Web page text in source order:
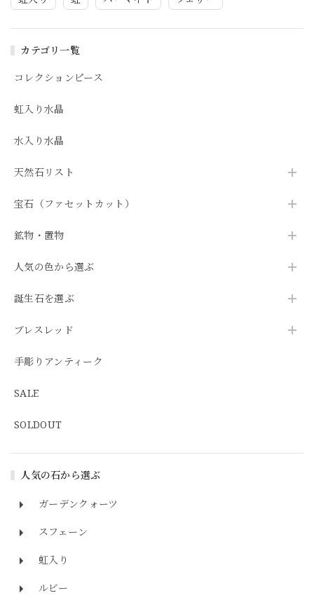
カテゴリ一覧
コレクションピース
虹入り水晶
水入り水晶
天然石リスト
宝石（ファセットカット）
鉱物・置物
人気の色から選ぶ
誕生石を選ぶ
ブレスレッド
手彫りアンティーク
SALE
SOLDOUT
人気の石から選ぶ
ガーデンクォーツ
スフェーン
虹入り
ルビー